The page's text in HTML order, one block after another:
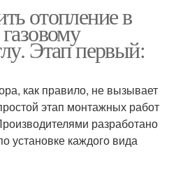
отопление в
Этап первый:
как правило, не вызывает
этап монтажных работ
разработано
установке каждого вида